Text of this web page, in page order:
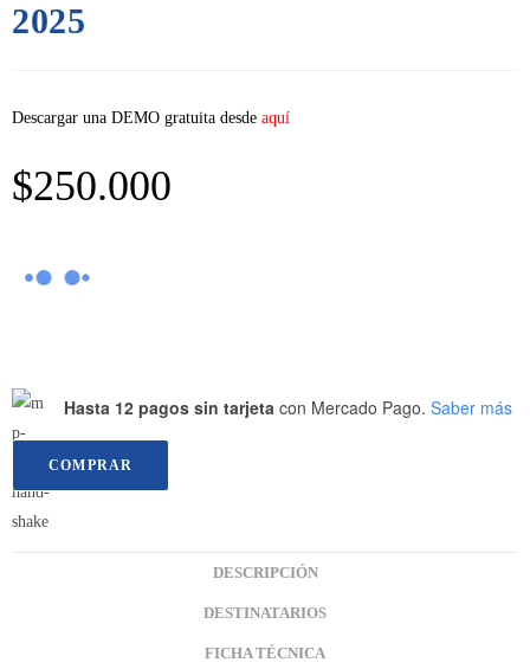
2025
Descargar una DEMO gratuita desde aquí
$250.000
Hasta 12 pagos sin tarjeta con Mercado Pago. Saber más
COMPRAR
DESCRIPCIÓN
DESTINATARIOS
FICHA TÉCNICA